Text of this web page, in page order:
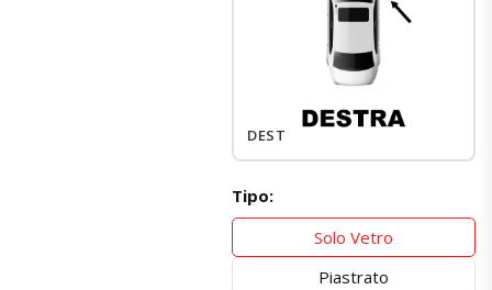
DESTRO
Tipo:
Solo Vetro
Piastrato